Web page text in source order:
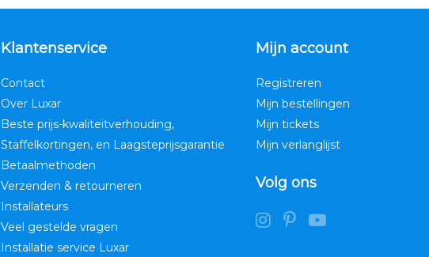
Klantenservice
Contact
Over Luxar
Beste prijs-kwaliteitverhouding,
Staffelkortingen, en Laagsteprijsgarantie
Betaalmethoden
Verzenden & retourneren
Installateurs
Veel gestelde vragen
Installatie service Luxar
Mijn account
Registreren
Mijn bestellingen
Mijn tickets
Mijn verlanglijst
Volg ons